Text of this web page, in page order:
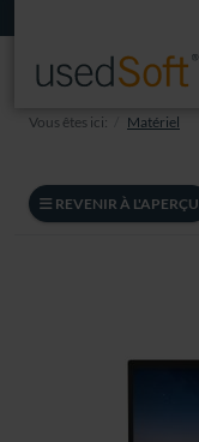
Vous êtes ici: Matériel
REVENIR À L'APERÇU